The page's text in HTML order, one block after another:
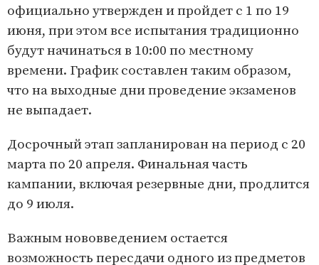
официально утвержден и пройдет с 1 по 19
июня, при этом все испытания традиционно
будут начинаться в 10:00 по местному
времени. График составлен таким образом,
что на выходные дни проведение экзаменов
не выпадает.
Досрочный этап запланирован на период с 20
марта по 20 апреля. Финальная часть
кампании, включая резервные дни, продлится
до 9 июля.
Важным нововведением остается
возможность пересдачи одного из предметов